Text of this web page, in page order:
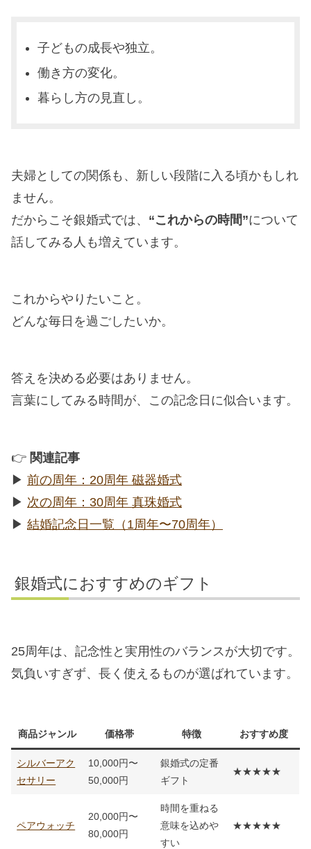
子どもの成長や独立。
働き方の変化。
暮らし方の見直し。
夫婦としての関係も、新しい段階に入る頃かもしれ
ません。
だからこそ銀婚式では、 “これからの時間”について
話してみる人も増えています。
これからやりたいこと。
どんな毎日を過ごしたいか。
答えを決める必要はありません。
言葉にしてみる時間が、この記念日に似合います。
👉 関連記事
▶︎ 前の周年：20周年 磁器婚式
▶︎ 次の周年：30周年 真珠婚式
▶︎ 結婚記念日一覧（1周年〜70周年）
銀婚式におすすめのギフト
25周年は、記念性と実用性のバランスが大切です。
気負いすぎず、長く使えるものが選ばれています。
商品ジャンル 価格帯 特徴 おすすめ度
シルバーアク
セサリー
10,000円〜
50,000円
銀婚式の定番
ギフト
★★★★★
ペアウォッチ
20,000円〜
80,000円
時間を重ねる
意味を込めや
すい
★★★★★